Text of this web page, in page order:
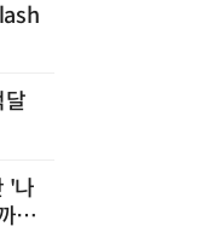
달
'나
지